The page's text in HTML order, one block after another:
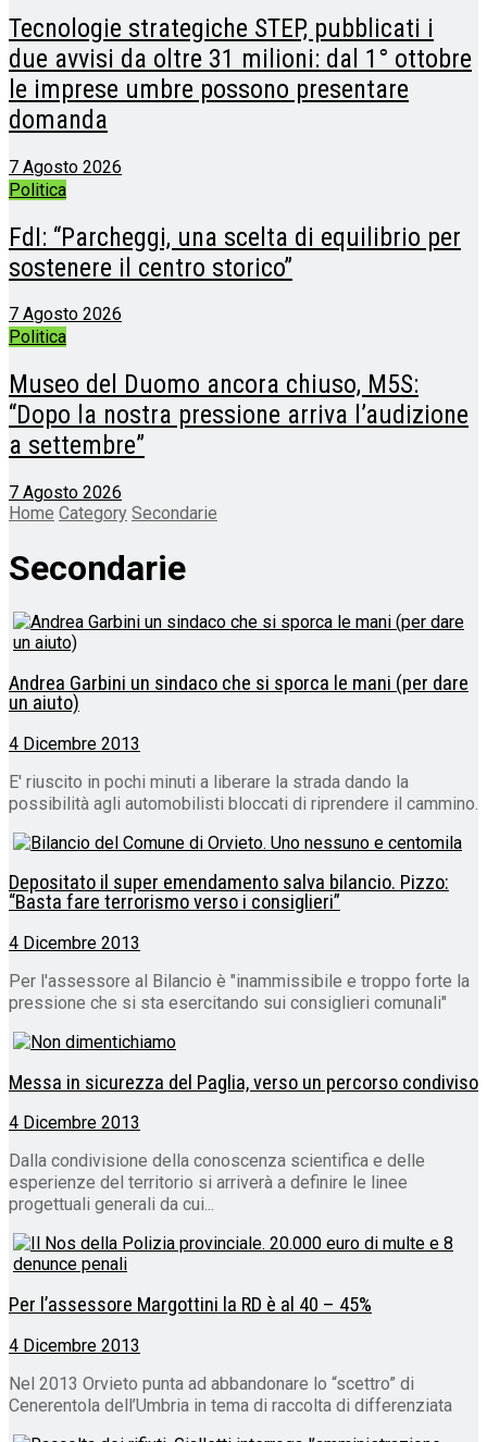
Tecnologie strategiche STEP, pubblicati i
due avvisi da oltre 31 milioni: dal 1° ottobre
le imprese umbre possono presentare
domanda
7 Agosto 2026
Politica
FdI: “Parcheggi, una scelta di equilibrio per
sostenere il centro storico”
7 Agosto 2026
Politica
Museo del Duomo ancora chiuso, M5S:
“Dopo la nostra pressione arriva l’audizione
a settembre”
7 Agosto 2026
Home Category Secondarie
Secondarie
Andrea Garbini un sindaco che si sporca le mani (per dare
un aiuto)
4 Dicembre 2013
E' riuscito in pochi minuti a liberare la strada dando la
possibilità agli automobilisti bloccati di riprendere il cammino.
Depositato il super emendamento salva bilancio. Pizzo:
“Basta fare terrorismo verso i consiglieri”
4 Dicembre 2013
Per l'assessore al Bilancio è "inammissibile e troppo forte la
pressione che si sta esercitando sui consiglieri comunali"
Messa in sicurezza del Paglia, verso un percorso condiviso
4 Dicembre 2013
Dalla condivisione della conoscenza scientifica e delle
esperienze del territorio si arriverà a definire le linee
progettuali generali da cui...
Per l’assessore Margottini la RD è al 40 – 45%
4 Dicembre 2013
Nel 2013 Orvieto punta ad abbandonare lo “scettro” di
Cenerentola dell’Umbria in tema di raccolta di differenziata